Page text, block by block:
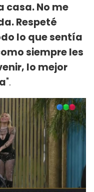
casa. No me
Respeté
lo que sentía
siempre les
lo mejor
".